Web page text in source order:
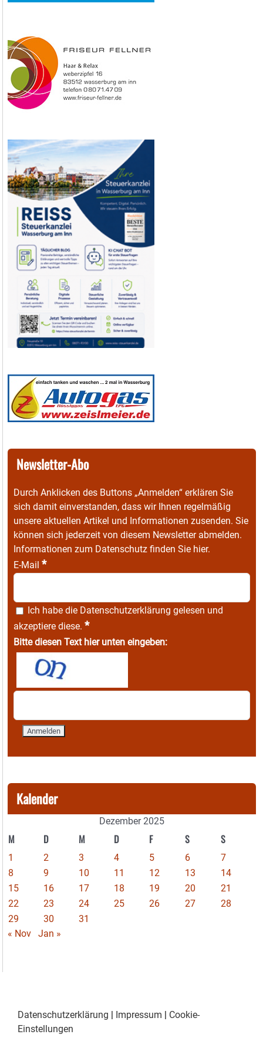
Newsletter-Abo
Durch Anklicken des Buttons „Anmelden“ erklären Sie
sich damit einverstanden, dass wir Ihnen regelmäßig
unsere aktuellen Artikel und Informationen zusenden. Sie
können sich jederzeit von diesem Newsletter abmelden.
Informationen zum Datenschutz finden Sie hier.
E-Mail *
Ich habe die Datenschutzerklärung gelesen und
akzeptiere diese. *
Bitte diesen Text hier unten eingeben:
Kalender
Dezember 2025
M D M D F S S
1 2 3 4 5 6
7
8
9 10 11 12 13
14
15
16 17 18 19 20
21
22
23 24 25 26 27
28
29
30
31
« Nov
Jan »
Datenschutzerklärung | Impressum | Cookie-
Einstellungen